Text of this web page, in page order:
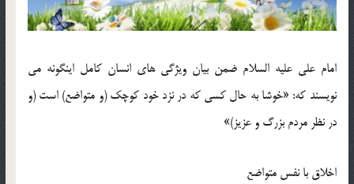
امام علی علیه السلام ضمن بیان ویژگی های انسان کامل اینگونه می
نویسند که: «خوشا به حال کسی که در نزد خود کوچک (و متواضع) است (و
در نظر مردم بزرگ و عزیز)»
اخلاق با نفس متواضع